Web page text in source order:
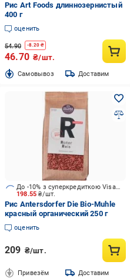
Рис Art Foods длиннозернистый
400 г
оценить
54.90 -8.20 ₴
46.70 ₴/шт.
Cамовывоз Доставим
198.55₴/шт.
До -10% з суперкредиткою Visa Вигода
Рис Antersdorfer Die Bio-Muhle
красный органический 250 г
оценить
209 ₴/шт.
Привезём Доставим